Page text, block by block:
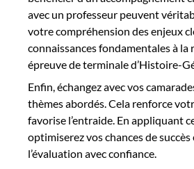
avec un professeur peuvent
votre compréhension des enjeux
connaissances fondamentales à la
épreuve de terminale d’Histoire-
Enfin, échangez avec vos
thèmes abordés. Cela renforce
favorise l’entraide. En appliquant
optimiserez vos chances de
l’évaluation avec confiance.